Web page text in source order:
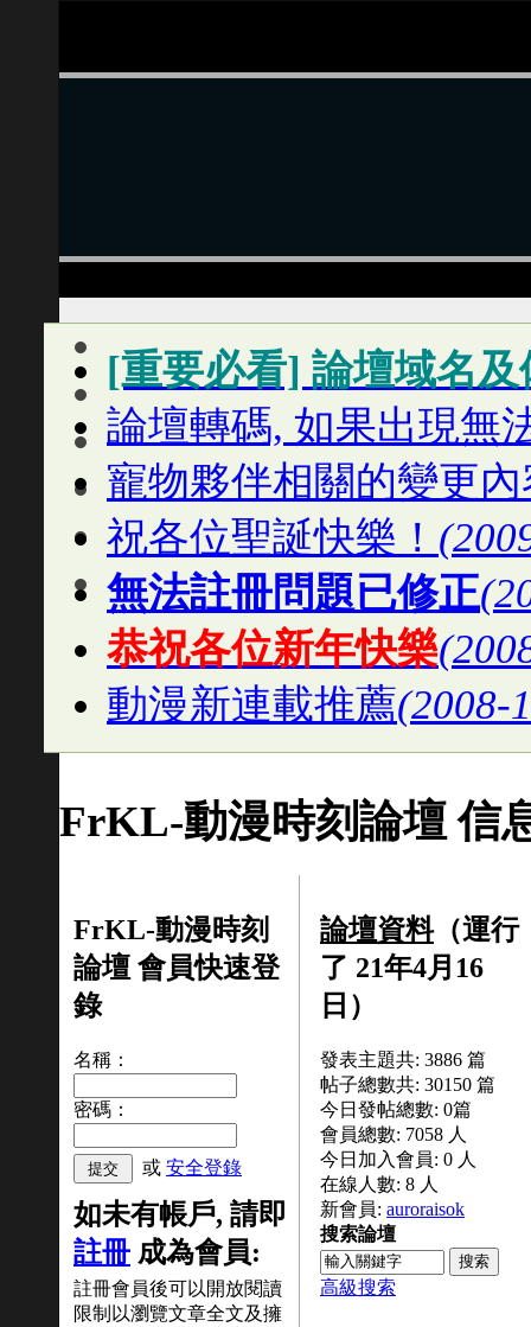
[重要必看] 論壇域名及
論壇轉碼, 如果出現無
寵物夥伴相關的變更內
祝各位聖誕快樂！
無法註冊問題已修正
恭祝各位新年快樂
動漫新連載推薦(2008-
FrKL-動漫時刻論壇 信
FrKL-動漫時刻
論壇 會員快速登
錄
名稱：
密碼：
或 安全登錄
如未有帳戶, 請即
註冊 成為會員:
註冊會員後可以開放閱讀
限制以瀏覽文章全文及擁
論壇資料（運行
了 21年4月16
日）
發表主題共: 3886 篇
帖子總數共: 30150 篇
今日發帖總數: 0篇
會員總數: 7058 人
今日加入會員: 0 人
在線人數: 8 人
新會員: auroraisok
搜索論壇
高級搜索